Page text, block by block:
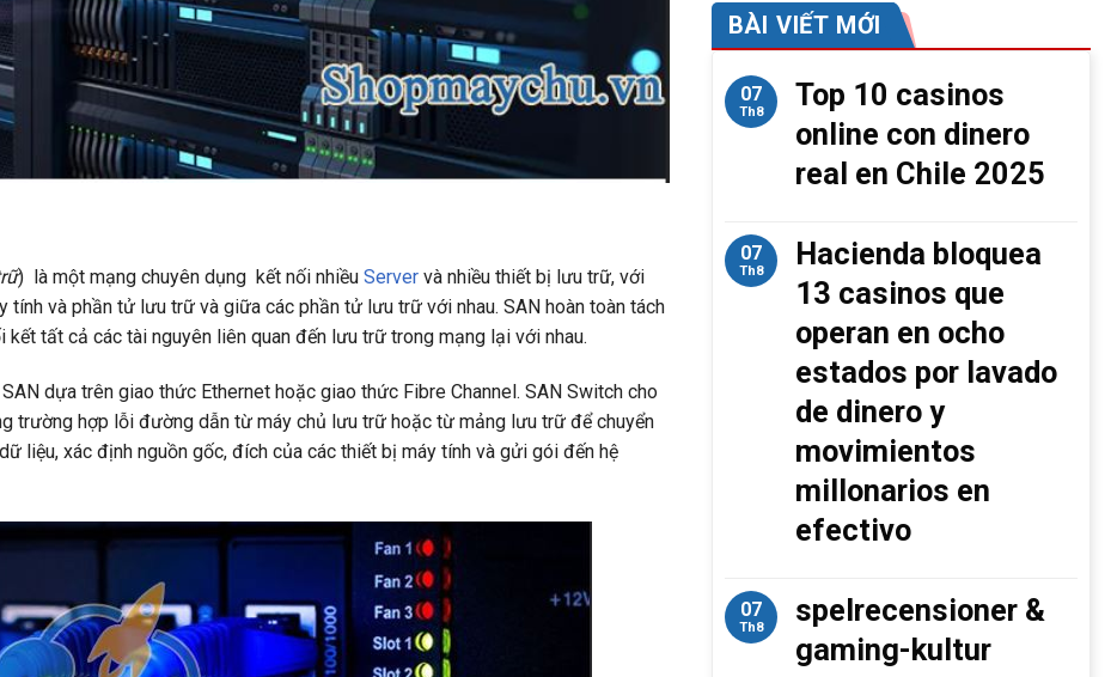
) là một mạng chuyên dụng kết nối nhiều Server và nhiều thiết bị lưu trữ, với
và phần tử lưu trữ và giữa các phần tử lưu trữ với nhau. SAN hoàn toàn tách
tất cả các tài nguyên liên quan đến lưu trữ trong mạng lại với nhau.
dựa trên giao thức Ethernet hoặc giao thức Fibre Channel. SAN Switch cho
trường hợp lỗi đường dẫn từ máy chủ lưu trữ hoặc từ mảng lưu trữ để chuyển
liệu, xác định nguồn gốc, đích của các thiết bị máy tính và gửi gói đến hệ
BÀI VIẾT MỚI
07
Th8
Top 10 casinos
online con dinero
real en Chile 2025
07
Th8
Hacienda bloquea
13 casinos que
operan en ocho
estados por lavado
de dinero y
movimientos
millonarios en
efectivo
07
Th8
spelrecensioner &
gaming-kultur